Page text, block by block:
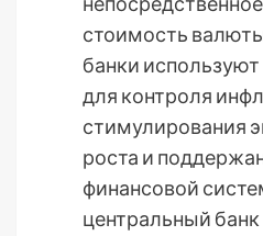
стоимость
банки
для контроля
стимулирования
роста и
финансовой
центральный